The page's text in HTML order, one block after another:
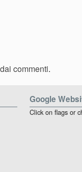
commenti.
Google
Click on flags or